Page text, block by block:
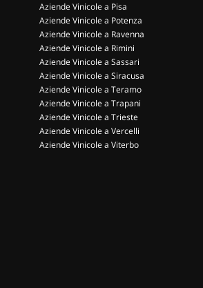
Aziende Vinicole a Pisa
Aziende Vinicole a Potenza
Aziende Vinicole a Ravenna
Aziende Vinicole a Rimini
Aziende Vinicole a Sassari
Aziende Vinicole a Siracusa
Aziende Vinicole a Teramo
Aziende Vinicole a Trapani
Aziende Vinicole a Trieste
Aziende Vinicole a Vercelli
Aziende Vinicole a Viterbo